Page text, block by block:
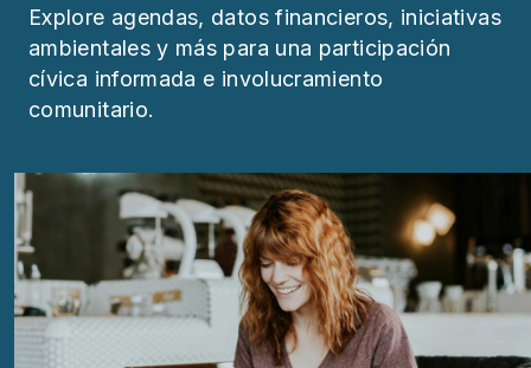
Explore agendas, datos financieros, iniciativas
ambientales y más para una participación
cívica informada e involucramiento
comunitario.
Image